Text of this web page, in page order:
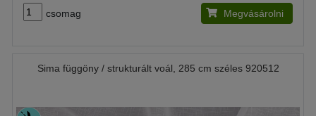
csomag Megvásárolni
Sima függöny / strukturált voál, 285 cm széles 920512